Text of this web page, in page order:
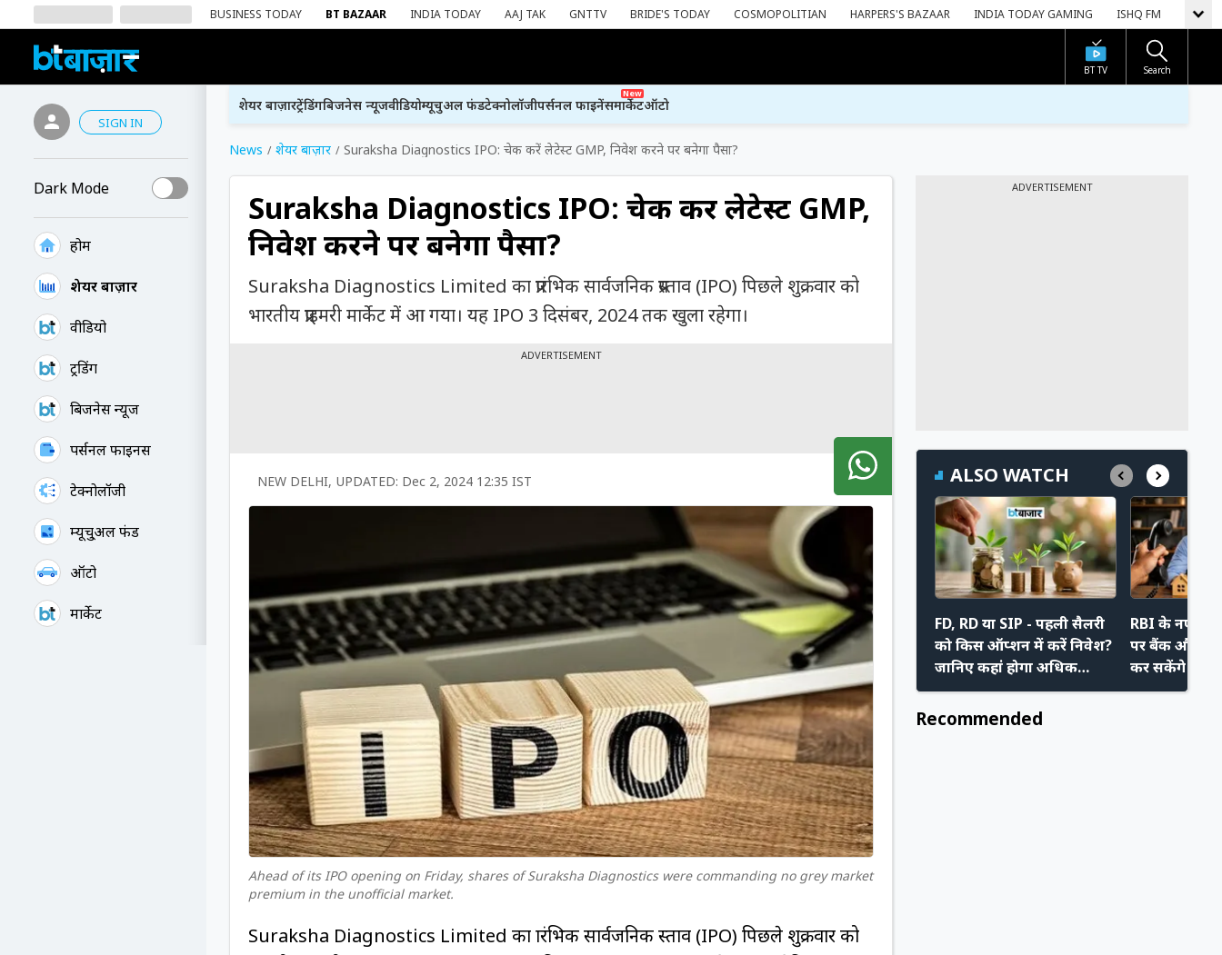
BUSINESS TODAY BT BAZAAR INDIA TODAY AAJ TAK GNTTV BRIDE'S TODAY COSMOPOLITIAN HARPERS'S BAZAAR INDIA TODAY GAMING ISHQ FM
BT TV Search
SIGN IN
Dark Mode
होम
शेयर बाज़ार
वीडियो
ट्रेंडिंग
बिजनेस न्यूज
पर्सनल फाइनेंस
टेक्नोलॉजी
म्यूचु्अल फंड
ऑटो
मार्केट
शेयर बाज़ारट्रेंडिंगबिजनेस न्यूजवीडियोम्यूचुअल फंडटेक्नोलॉजीपर्सनल फाइनेंस
New
मार्केटऑटो
News शेयर बाज़ार Suraksha Diagnostics IPO: चेक करें लेटेस्ट GMP, निवेश करने पर बनेगा पैसा?
Suraksha Diagnostics IPO: चेक करें लेटेस्ट GMP,
निवेश करने पर बनेगा पैसा?
Suraksha Diagnostics Limited का प्रारंभिक सार्वजनिक प्रस्ताव (IPO) पिछले शुक्रवार को
भारतीय प्राइमरी मार्केट में आ गया। यह IPO 3 दिसंबर, 2024 तक खुला रहेगा।
ADVERTISEMENT
NEW DELHI, UPDATED: Dec 2, 2024 12:35 IST
Ahead of its IPO opening on Friday, shares of Suraksha Diagnostics were commanding no grey market
premium in the unofficial market.
Suraksha Diagnostics Limited का प्रारंभिक सार्वजनिक प्रस्ताव (IPO) पिछले शुक्रवार को
ADVERTISEMENT
ALSO WATCH
FD, RD या SIP - पहली सैलरी
को किस ऑप्शन में करें निवेश?
जानिए कहां होगा अधिक
फायदा
RBI के नए
पर बैंक और
कर सकेंगे
अपने नए
Recommended